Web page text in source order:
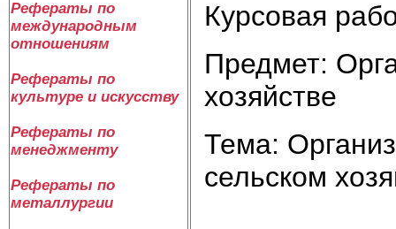
Рефераты по
международным
отношениям
Рефераты по
культуре и искусству
Рефераты по
менеджменту
Рефераты по
металлургии
Курсовая
Предмет:
хозяйстве
Тема:
сельском